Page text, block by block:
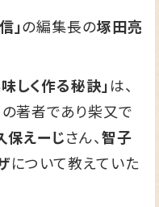
」の編集長の塚田亮
しく作る秘訣」は、
の著者であり柴又で
保えーじさん、智子
について教えていた